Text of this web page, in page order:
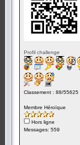
Profil challenge
Classement : 88/55625
Membre Héroïque
Hors ligne
Messages: 559